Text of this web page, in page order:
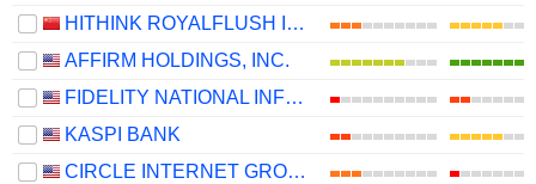
HITHINK ROYALFLUSH INFORMATION NETWORK CO., LTD.
AFFIRM HOLDINGS, INC.
FIDELITY NATIONAL INFORMATION SERVICES, INC.
KASPI BANK
CIRCLE INTERNET GROUP, INC.